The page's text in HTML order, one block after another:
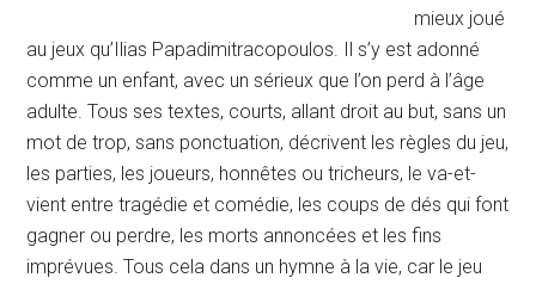
mieux joué
au jeux qu’Ilias Papadimitracopoulos. Il s’y est adonné
comme un enfant, avec un sérieux que l’on perd à l’âge
adulte. Tous ses textes, courts, allant droit au but, sans un
mot de trop, sans ponctuation, décrivent les règles du jeu,
les parties, les joueurs, honnêtes ou tricheurs, le va-et-
vient entre tragédie et comédie, les coups de dés qui font
gagner ou perdre, les morts annoncées et les fins
imprévues. Tous cela dans un hymne à la vie, car le jeu